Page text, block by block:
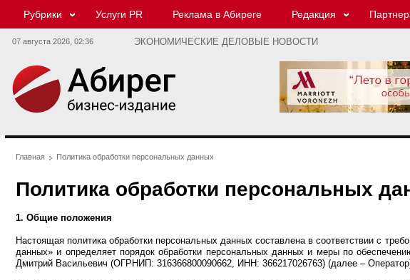
Рубрики Услуги PR Реклама в Абиреге Редакция
07 августа 2026, 02:36 ЭКОНОМИЧЕСКИЕ ДЕЛОВЫЕ НОВОСТИ
Главная Политика обработки персональных данных
Политика обработки персональных
1. Общие положения
Настоящая политика обработки персональных данных составлена в соответствии с
данных» и определяет порядок обработки персональных данных и меры по
Дмитрий Васильевич (ОГРНИП: 316366800090662, ИНН: 366217026763) (далее –